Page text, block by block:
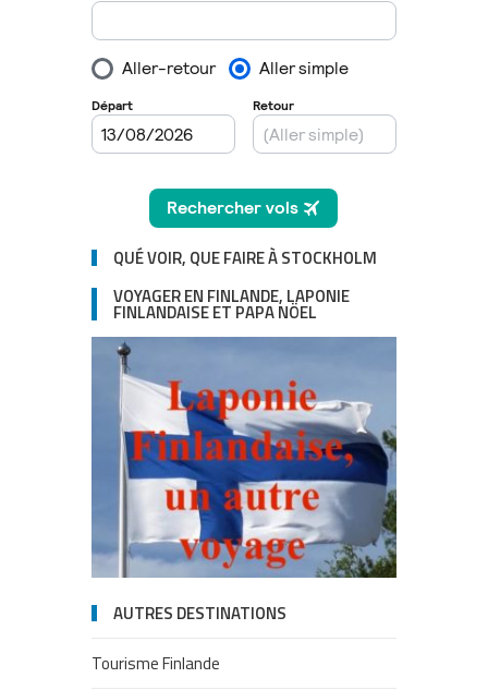
QUÉ VOIR, QUE FAIRE À STOCKHOLM
VOYAGER EN FINLANDE, LAPONIE
FINLANDAISE ET PAPA NÖEL
AUTRES DESTINATIONS
Tourisme Finlande